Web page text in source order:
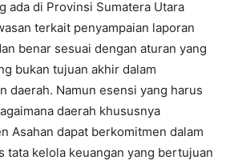
ada di Provinsi Sumatera Utara
terkait penyampaian laporan
benar sesuai dengan aturan yang
bukan tujuan akhir dalam
daerah. Namun esensi yang harus
daerah khususnya
Asahan dapat berkomitmen dalam
tata kelola keuangan yang bertujuan